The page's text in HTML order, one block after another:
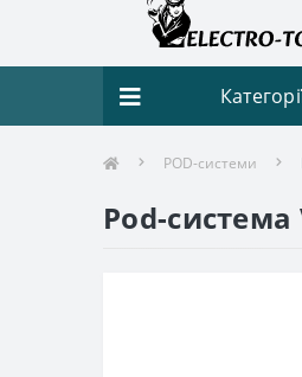
POD-системи
Pod-